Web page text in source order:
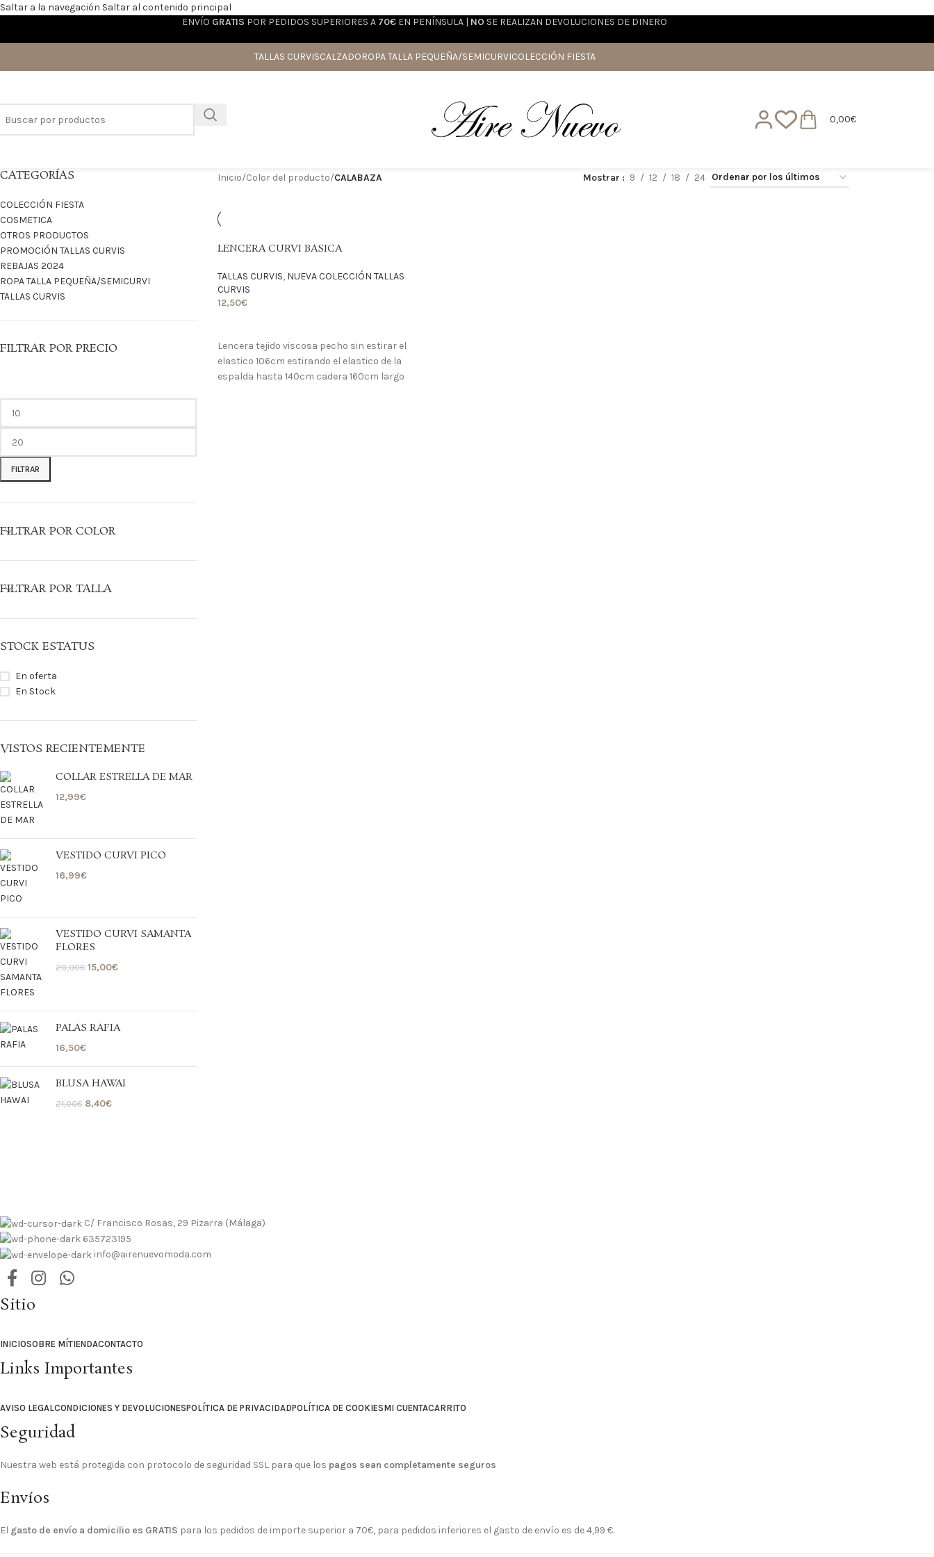
Saltar a la navegación Saltar al contenido principal
ENVÍO GRATIS POR PEDIDOS SUPERIORES A 70€ EN PENÍNSULA | NO SE REALIZAN DEVOLUCIONES DE DINERO
TALLAS CURVISCALZADOROPA TALLA PEQUEÑA/SEMICURVICOLECCIÓN FIESTA
0,00€
CATEGORÍAS
COLECCIÓN FIESTA
COSMETICA
OTROS PRODUCTOS
PROMOCIÓN TALLAS CURVIS
REBAJAS 2024
ROPA TALLA PEQUEÑA/SEMICURVI
TALLAS CURVIS
FILTRAR POR PRECIO
FILTRAR
FILTRAR POR COLOR
FILTRAR POR TALLA
STOCK ESTATUS
En oferta
En Stock
VISTOS RECIENTEMENTE
COLLAR ESTRELLA DE MAR
12,99€
VESTIDO CURVI PICO
16,99€
VESTIDO CURVI SAMANTA
FLORES
20,00€ 15,00€
PALAS RAFIA
16,50€
BLUSA HAWAI
21,00€ 8,40€
Inicio/Color del producto/CALABAZA Mostrar 9 12 18 24
LENCERA CURVI BASICA
TALLAS CURVIS, NUEVA COLECCIÓN TALLAS
CURVIS
12,50€
Lencera tejido viscosa pecho sin estirar el
elastico 106cm estirando el elastico de la
espalda hasta 140cm cadera 160cm largo
C/ Francisco Rosas, 29 Pizarra (Málaga)
635723195
info@airenuevomoda.com
Sitio
INICIOSOBRE MÍTIENDACONTACTO
Links Importantes
AVISO LEGALCONDICIONES Y DEVOLUCIONESPOLÍTICA DE PRIVACIDADPOLÍTICA DE COOKIESMI CUENTACARRITO
Seguridad
Nuestra web está protegida con protocolo de seguridad SSL para que los pagos sean completamente seguros
Envíos
El gasto de envío a domicilio es GRATIS para los pedidos de importe superior a 70€, para pedidos inferiores el gasto de envío es de 4,99 €.